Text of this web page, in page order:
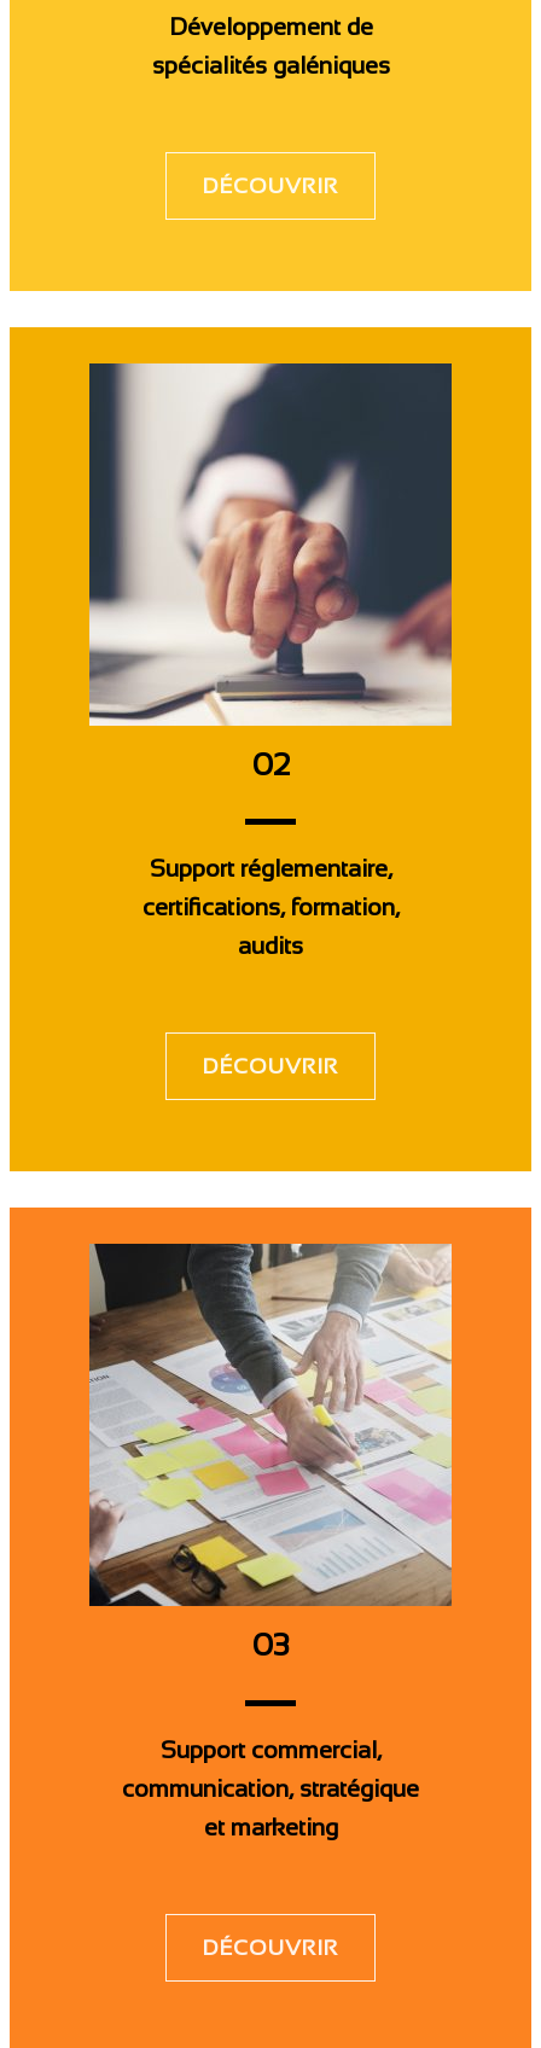
Développement de
spécialités galéniques
DÉCOUVRIR
02
Support réglementaire,
certifications, formation,
audits
DÉCOUVRIR
03
Support commercial,
communication, stratégique
et marketing
DÉCOUVRIR